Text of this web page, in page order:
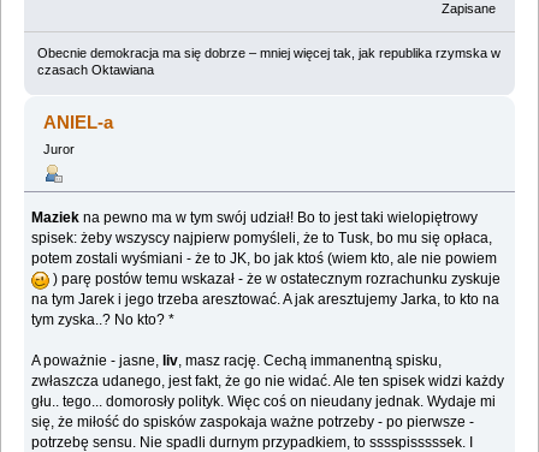
Zapisane
Obecnie demokracja ma się dobrze – mniej więcej tak, jak republika rzymska w
czasach Oktawiana
ANIEL-a
Juror
Maziek na pewno ma w tym swój udział! Bo to jest taki wielopiętrowy
spisek: żeby wszyscy najpierw pomyśleli, że to Tusk, bo mu się opłaca,
potem zostali wyśmiani - że to JK, bo jak ktoś (wiem kto, ale nie powiem
) parę postów temu wskazał - że w ostatecznym rozrachunku zyskuje
na tym Jarek i jego trzeba aresztować. A jak aresztujemy Jarka, to kto na
tym zyska..? No kto? *
A poważnie - jasne,liv , masz rację. Cechą immanentną spisku,
zwłaszcza udanego, jest fakt, że go nie widać. Ale ten spisek widzi każdy
głu.. tego... domorosły polityk. Więc coś on nieudany jednak. Wydaje mi
się, że miłość do spisków zaspokaja ważne potrzeby - po pierwsze -
potrzebę sensu. Nie spadli durnym przypadkiem, to sssspisssssek. I